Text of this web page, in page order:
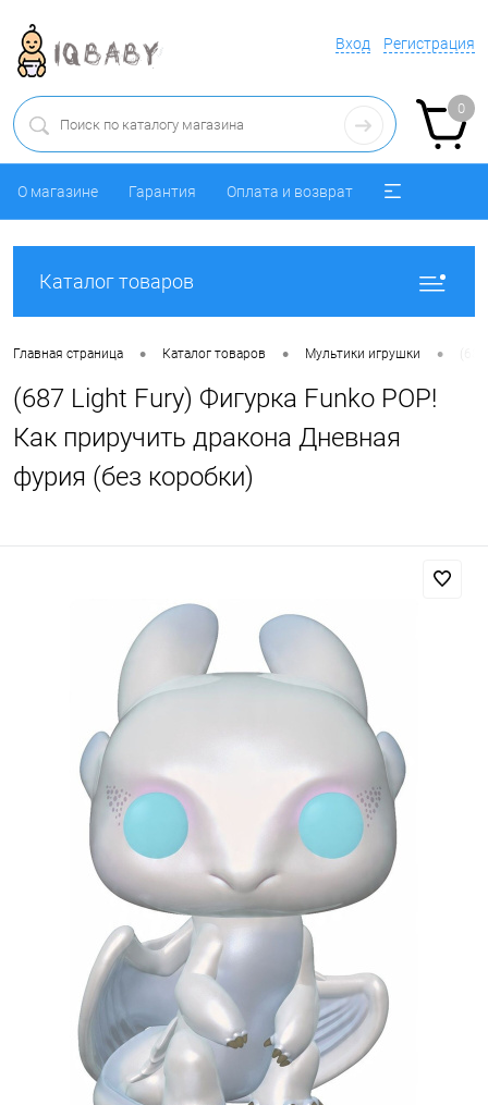
Вход Регистрация
0
О магазине Гарантия Оплата и возврат
Каталог товаров
Главная страница • Каталог товаров • Мультики игрушки •
(687 Light Fury) Фигурка Funko POP!
Как приручить дракона Дневная
фурия (без коробки)